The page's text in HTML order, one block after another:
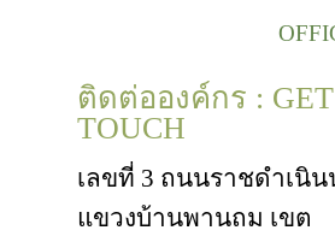
ติดต่อองค์กร :
TOUCH
เลขที่ 3 ถนนราชดำเนิน
แขวงบ้านพานถม เขต